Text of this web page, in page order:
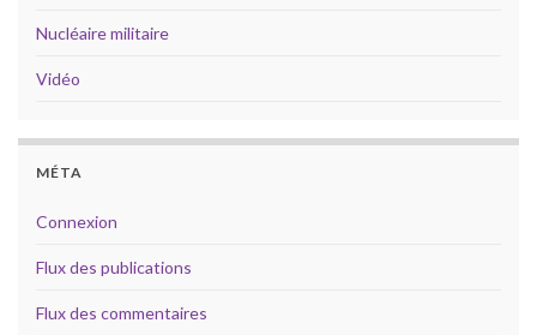
Nucléaire militaire
Vidéo
MÉTA
Connexion
Flux des publications
Flux des commentaires